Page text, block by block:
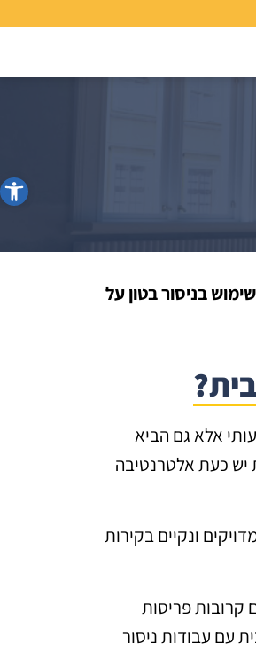
בניסור בטון על
אלא גם הביא
יש כעת אלטרנטיבה
ונקיים בקירות
קרובות פריסות
עם עבודות ניסור
פתח